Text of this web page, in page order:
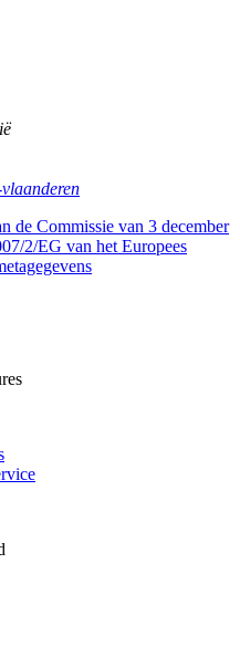
de Commissie van 3 december
2/EG van het Europees